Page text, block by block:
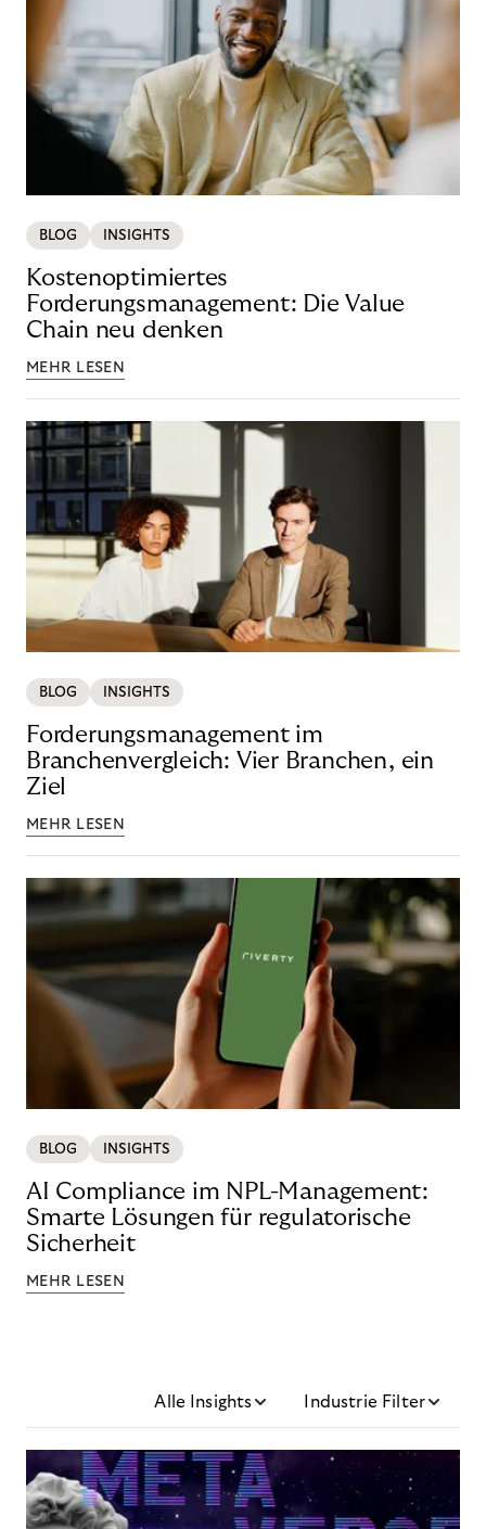
BLOG INSIGHTS
Kostenoptimiertes
Forderungsmanagement: Die Value
Chain neu denken
MEHR LESEN
BLOG INSIGHTS
Forderungsmanagement im
Branchenvergleich: Vier Branchen, ein
Ziel
MEHR LESEN
BLOG INSIGHTS
AI Compliance im NPL-Management:
Smarte Lösungen für regulatorische
Sicherheit
MEHR LESEN
Alle Insights Industrie Filter